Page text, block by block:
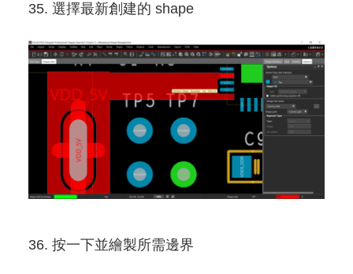
35. 選擇最新創建的 shape
36. 按一下並繪製所需邊界